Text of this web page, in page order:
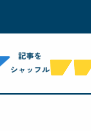
記事を
シャッフル